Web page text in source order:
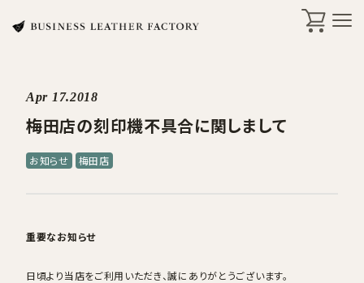
search
ケア・修理
Apr 17.2018
梅田店の刻印機不具合に関しまして
お知らせ 梅田店
重要なお知らせ
日頃より当店をご利用いただき、誠にありがとうございます。